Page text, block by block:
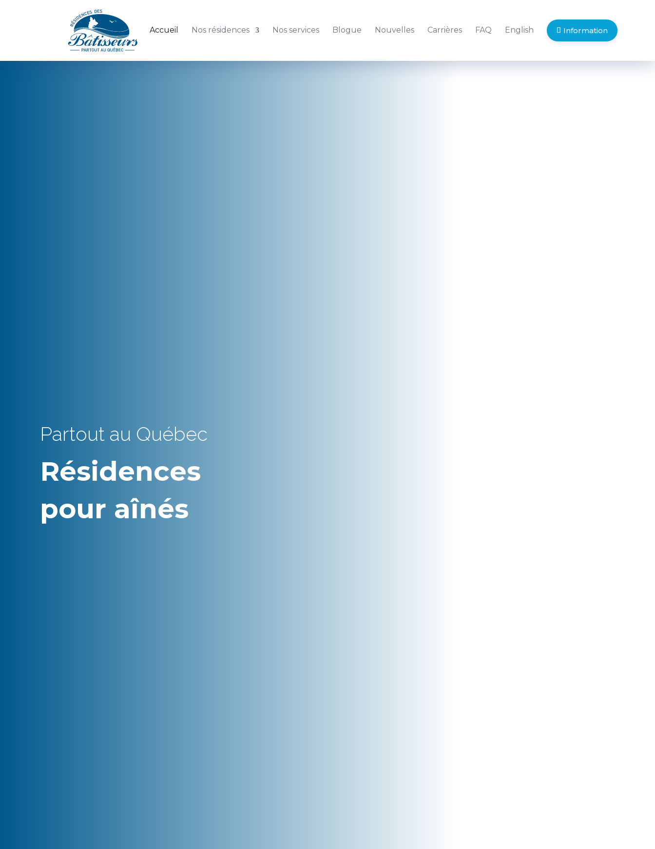
Accueil Nos résidences Nos services Blogue Nouvelles Carrières FAQ English Information
Partout au Québec
Résidences
pour aînés